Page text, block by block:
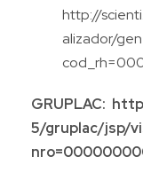
http://
alizador/
GRUPLAC:
5/gruplac/jsp/